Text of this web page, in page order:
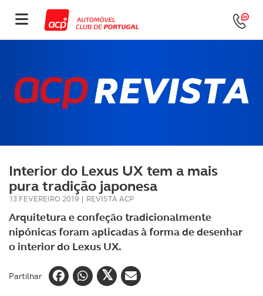
Interior do Lexus UX tem a mais
pura tradição japonesa
13 FEVEREIRO 2019 | REVISTA ACP
Arquitetura e confeção tradicionalmente
nipónicas foram aplicadas à forma de desenhar
o interior do Lexus UX.
Partilhar